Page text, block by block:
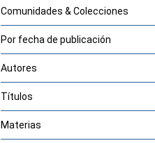
Comunidades & Colecciones
Por fecha de publicación
Autores
Títulos
Materias